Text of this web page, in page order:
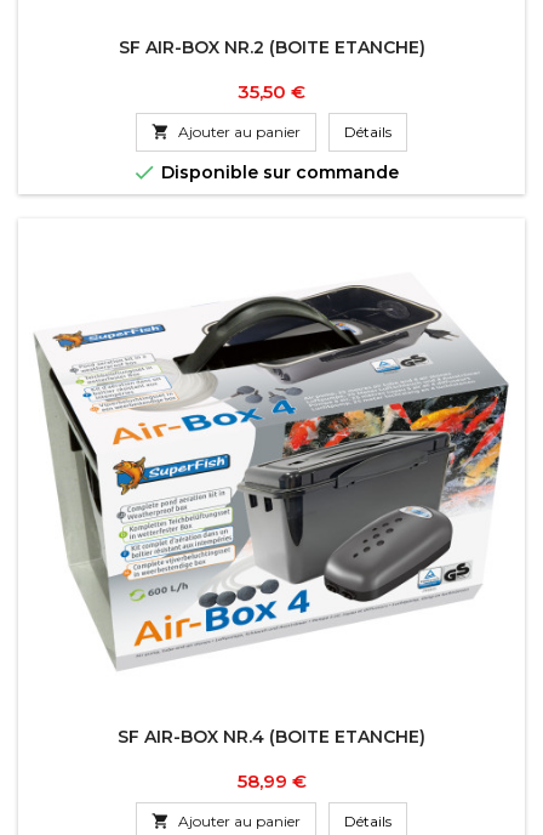
SF AIR-BOX NR.2 (BOITE ETANCHE)
Prix
35,50 €
 Ajouter au panier Détails
 Disponible sur commande
SF AIR-BOX NR.4 (BOITE ETANCHE)
Prix
58,99 €
 Ajouter au panier Détails